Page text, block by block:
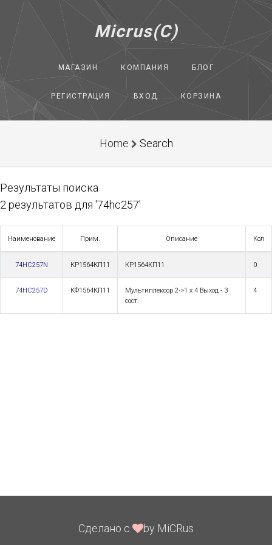
Micrus(C)
МАГАЗИН КОМПАНИЯ БЛОГ
РЕГИСТРАЦИЯ ВХОД КОРЗИНА
Home Search
Результаты поиска
2 результатов для '74hc257'
Наименование Прим. Описание Кол
74HC257N КР1564КП11 КР1564КП11 0
74HC257D КФ1564КП11
Мультиплексор 2->1 х 4 Выход - 3
сост.
4
Сделано с by MiCRus